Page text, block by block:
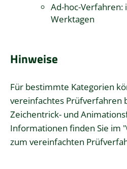
Ad-hoc-Verfahren:
Werktagen
Hinweise
Für bestimmte Kategorien
vereinfachtes Prüfverfahren
Zeichentrick- und
Informationen finden Sie im "
zum vereinfachten